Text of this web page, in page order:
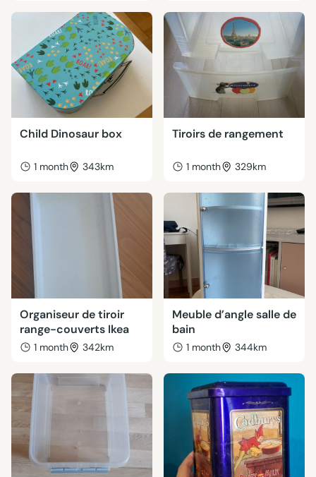
Child Dinosaur box
1 month 343km
Tiroirs de rangement
1 month 329km
Organiseur de tiroir
range-couverts Ikea
1 month 342km
Meuble d’angle salle de
bain
1 month 344km